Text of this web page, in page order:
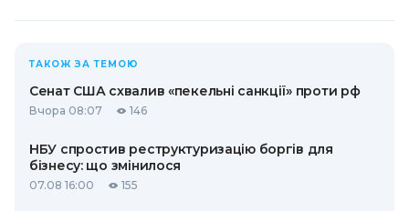
ТАКОЖ ЗА ТЕМОЮ
Сенат США схвалив «пекельні санкції» проти рф
Вчора 08:07 146
НБУ спростив реструктуризацію боргів для
бізнесу: що змінилося
07.08 16:00 155